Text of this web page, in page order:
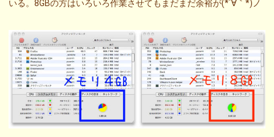
いる。8GBの方はいろいろ作業させてもまだまだ余裕が(*´∀｀*)ノ